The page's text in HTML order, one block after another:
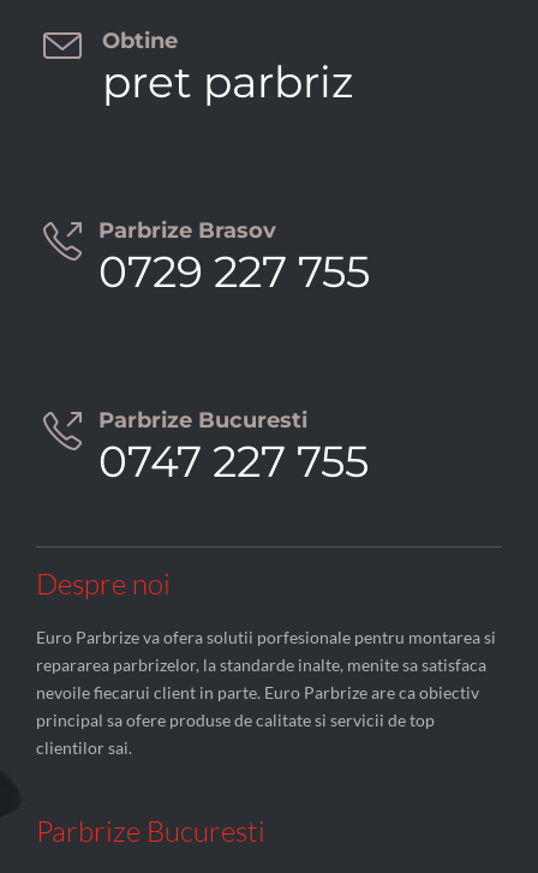
 Obtine
pret parbriz
 Parbrize Brasov
0729 227 755
 Parbrize Bucuresti
0747 227 755
Despre noi
Euro Parbrize va ofera solutii porfesionale pentru montarea si
repararea parbrizelor, la standarde inalte, menite sa satisfaca
nevoile fiecarui client in parte. Euro Parbrize are ca obiectiv
principal sa ofere produse de calitate si servicii de top
clientilor sai.
Parbrize Bucuresti